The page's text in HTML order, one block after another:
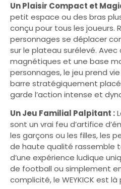
Un Plaisir Compact et
petit espace ou des bras
conçu pour tous les joueurs.
personnages se déplacer
sur le plateau surélevé. Avec
magnétiques et une base
personnages, le jeu prend
barre stratégiquement
garde l’action intense et
Un Jeu Familial Palpitant :
sont un vrai feu d’artifice
les garçons ou les filles, les
de haute qualité rassemble
d’une expérience ludique
de football ou simplement
complicité, le WEYKICK est là